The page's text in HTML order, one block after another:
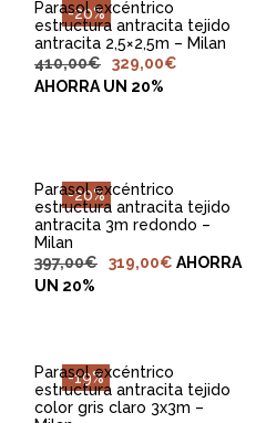
-20%
Parasol excéntrico
estructura antracita tejido
antracita 2,5×2,5m – Milan
410,00€ 329,00€
AHORRA UN 20%
-20%
Parasol excéntrico
estructura antracita tejido
antracita 3m redondo –
Milan
397,00€ 319,00€ AHORRA
UN 20%
-19%
Parasol excéntrico
estructura antracita tejido
color gris claro 3x3m –